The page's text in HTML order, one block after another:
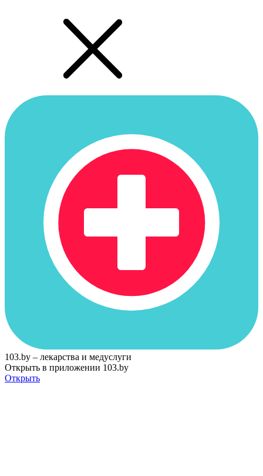
103.by – лекарства и медуслуги
Открыть в приложении 103.by
Открыть